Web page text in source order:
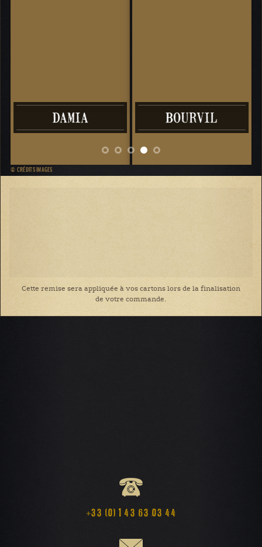
DAMIA BOURVIL
© CRÉDITS IMAGES
Cette remise sera appliquée à vos cartons lors de la finalisation
de votre commande.
+33 (0) 1 43 63 03 44